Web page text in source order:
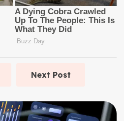
Next Post